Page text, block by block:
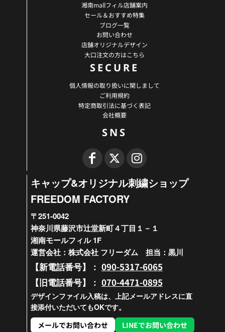
湘南mallフィル店舗案内
セール＆おすすめ特集
ブログ一覧
お問い合わせ
店舗オリジナルデザイン
大口注文の方はこちら
SECURE
個人情報の取り扱いに関しまして
ご利用規約
特定商取引法に基づく表記
会社概要
SNS
キャップ&オリジナル刺繍ショップ
FREEDOM FACTORY
〒251-0042
神奈川県藤沢市辻堂新町４丁目１－１
湘南モールフィル 1F
運営会社：株式会社 フリーダム 担当：黒川
【新電話番号】： 090-5317-6065
【旧電話番号】： 070-4471-0895
デザインファイル入稿は、上記メールアドレスに直
接添付いただいてもOKです。
メールでお問い合わせ
LINEでお問い合わせ